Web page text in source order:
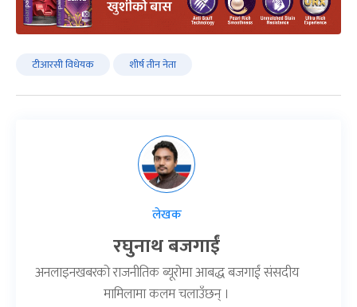
टीआरसी विधेयक शीर्ष तीन नेता
लेखक
रघुनाथ बजगाईं
अनलाइनखबरको राजनीतिक ब्यूरोमा आबद्ध बजगाईं संसदीय
मामिलामा कलम चलाउँछन् ।